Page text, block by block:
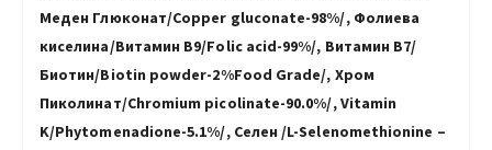
Меден Глюконат/Copper gluconate-98%/, Фолиева
киселина/Витамин B9/Folic acid-99%/, Витамин B7/
Биотин/Biotin powder-2%Food Grade/, Хром
Пиколинат/Chromium picolinate-90.0%/, Vitamin
K/Phytomenadione-5.1%/, Селен /L-Selenomethionine –